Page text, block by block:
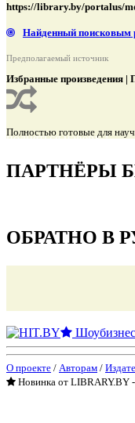
https://library.by/portalus/
Найденный поисковым
Предполагаемый источник
Избранные произведения
Полностью готовые для
подняться наверх ↑
ПАРТНЁРЫ
ОБРАТНО В
О проекте / Авторам /
Новинка от LIBRARY.BY